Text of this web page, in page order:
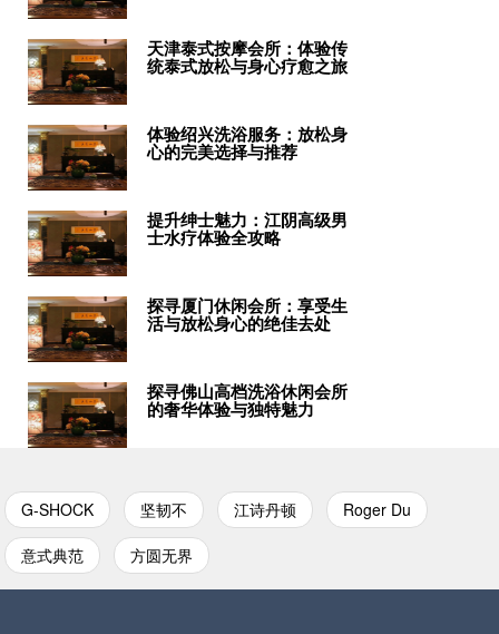
天津泰式按摩会所：体验传
统泰式放松与身心疗愈之旅
体验绍兴洗浴服务：放松身
心的完美选择与推荐
提升绅士魅力：江阴高级男
士水疗体验全攻略
探寻厦门休闲会所：享受生
活与放松身心的绝佳去处
探寻佛山高档洗浴休闲会所
的奢华体验与独特魅力
G-SHOCK 坚韧不 江诗丹顿 Roger Du
意式典范 方圆无界